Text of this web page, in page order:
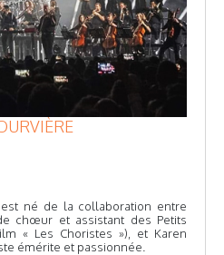
est né de la collaboration entre
chœur et assistant des Petits
« Les Choristes »), et Karen
émérite et passionnée.